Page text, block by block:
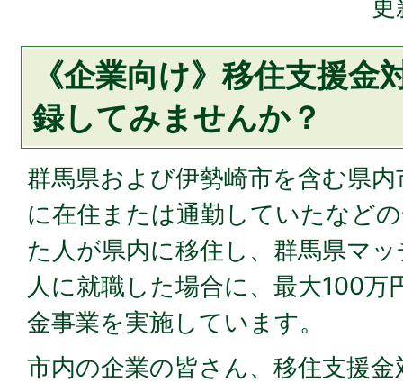
更
《企業向け》移住支援金
録してみませんか？
群馬県および伊勢崎市を含む県
に在住または通勤していたなど
た人が県内に移住し、群馬県マ
人に就職した場合に、最大100万
金事業を実施しています。
市内の企業の皆さん、移住支援